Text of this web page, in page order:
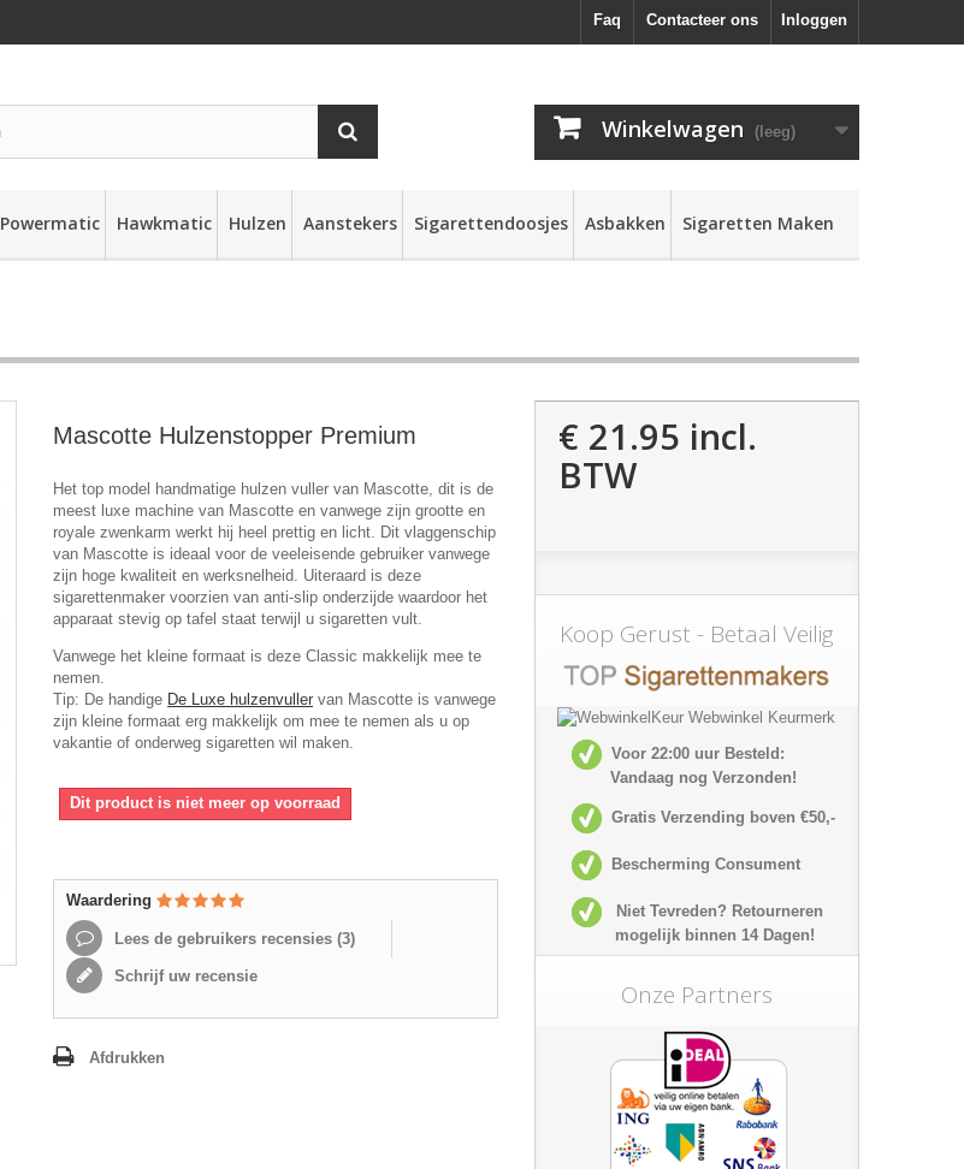
Inloggen
Contacteer ons
Faq
Winkelwagen (leeg)
Powermatic Hawkmatic Hulzen Aanstekers Sigarettendoosjes Asbakken Sigaretten Maken
Mascotte Hulzenstopper Premium
Het top model handmatige hulzen vuller van Mascotte, dit is de
meest luxe machine van Mascotte en vanwege zijn grootte en
royale zwenkarm werkt hij heel prettig en licht. Dit vlaggenschip
van Mascotte is ideaal voor de veeleisende gebruiker vanwege
zijn hoge kwaliteit en werksnelheid. Uiteraard is deze
sigarettenmaker voorzien van anti-slip onderzijde waardoor het
apparaat stevig op tafel staat terwijl u sigaretten vult.
Vanwege het kleine formaat is deze Classic makkelijk mee te
nemen.
Tip: De handige De Luxe hulzenvuller van Mascotte is vanwege
zijn kleine formaat erg makkelijk om mee te nemen als u op
vakantie of onderweg sigaretten wil maken.
Dit product is niet meer op voorraad
Waardering
Lees de gebruikers recensies (3)
Schrijf uw recensie
Afdrukken
€ 21.95 incl.
BTW
Koop Gerust - Betaal Veilig
Voor 22:00 uur Besteld:
Vandaag nog Verzonden!
Gratis Verzending boven €50,-
Bescherming Consument
Niet Tevreden? Retourneren
mogelijk binnen 14 Dagen!
Onze Partners